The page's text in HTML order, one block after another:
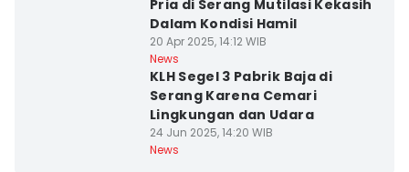
Pria di Serang Mutilasi Kekasih
Dalam Kondisi Hamil
20 Apr 2025, 14:12 WIB
News
KLH Segel 3 Pabrik Baja di
Serang Karena Cemari
Lingkungan dan Udara
24 Jun 2025, 14:20 WIB
News